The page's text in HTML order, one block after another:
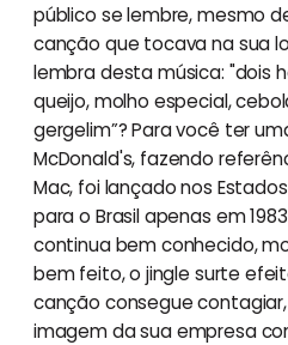
público se lembre, mesmo
canção que tocava na sua
lembra desta música: "dois
queijo, molho especial,
gergelim”? Para você ter
McDonald's, fazendo
Mac, foi lançado nos
para o Brasil apenas em
continua bem conhecido,
bem feito, o jingle surte
canção consegue
imagem da sua empresa